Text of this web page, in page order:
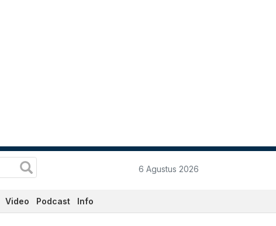
6 Agustus 2026
Video Podcast Info